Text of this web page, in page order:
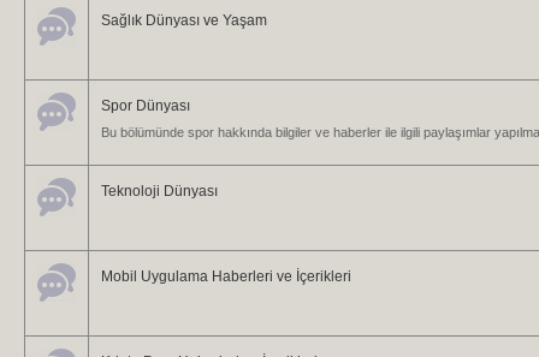
Sağlık Dünyası ve Yaşam
Spor Dünyası
Bu bölümünde spor hakkında bilgiler ve haberler ile ilgili paylaşımlar
Teknoloji Dünyası
Mobil Uygulama Haberleri ve İçerikleri